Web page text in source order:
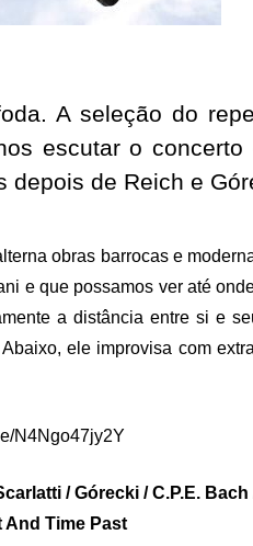
A seleção do
escutar o
depois de Reich e
obras barrocas e
e que possamos ver até
a distância entre si e
ele improvisa com
N4Ngo47jy2Y
/ Górecki / C.P.E.
And Time Past